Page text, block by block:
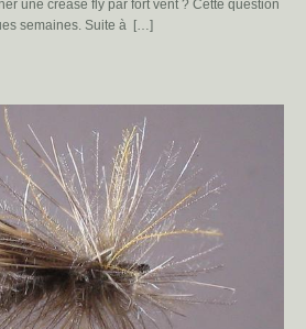
une crease fly par fort vent ? Cette question
semaines. Suite à […]